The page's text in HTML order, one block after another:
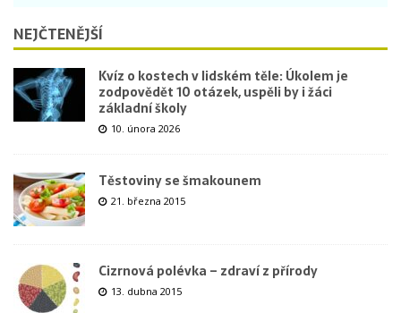
NEJČTENĚJŠÍ
Kvíz o kostech v lidském těle: Úkolem je
zodpovědět 10 otázek, uspěli by i žáci
základní školy
10. února 2026
Těstoviny se šmakounem
21. března 2015
Cizrnová polévka – zdraví z přírody
13. dubna 2015